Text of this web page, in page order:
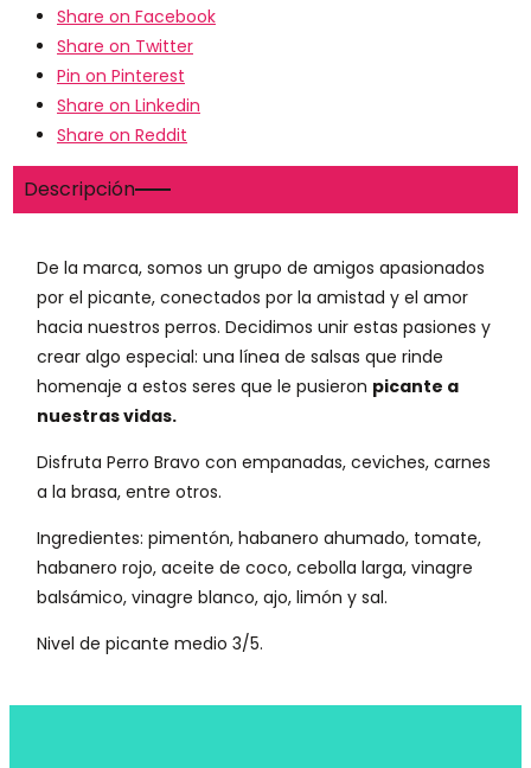
Share on Facebook
Share on Twitter
Pin on Pinterest
Share on Linkedin
Share on Reddit
Descripción
De la marca, somos un grupo de amigos apasionados
por el picante, conectados por la amistad y el amor
hacia nuestros perros. Decidimos unir estas pasiones y
crear algo especial: una línea de salsas que rinde
homenaje a estos seres que le pusieron picante a
nuestras vidas.
Disfruta Perro Bravo con empanadas, ceviches, carnes
a la brasa, entre otros.
Ingredientes: pimentón, habanero ahumado, tomate,
habanero rojo, aceite de coco, cebolla larga, vinagre
balsámico, vinagre blanco, ajo, limón y sal.
Nivel de picante medio 3/5.